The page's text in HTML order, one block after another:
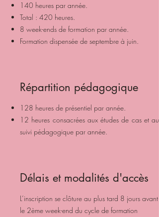
140 heures par année.
Total : 420 heures.
8 week-ends de formation par année.
Formation dispensée de septembre à juin.
Répartition pédagogique
128 heures de présentiel par année.
12 heures consacrées aux études de cas et au
suivi pédagogique par année.
Délais et modalités d'accès
L’inscription se clôture au plus tard 8 jours avant
le 2ème week-end du cycle de formation